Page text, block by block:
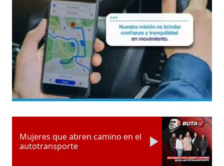
Mujeres que abren camino en el
autotransporte